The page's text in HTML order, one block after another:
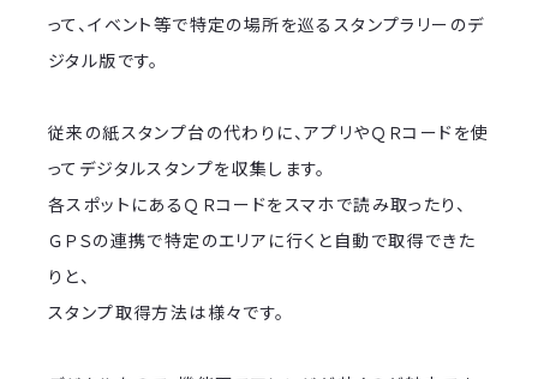
って、イベント等で特定の場所を巡るスタンプラリーのデ
ジタル版です。
従来の紙スタンプ台の代わりに、アプリやＱＲコードを使
ってデジタルスタンプを収集します。
各スポットにあるＱＲコードをスマホで読み取ったり、
ＧＰＳの連携で特定のエリアに行くと自動で取得できた
りと、
スタンプ取得方法は様々です。